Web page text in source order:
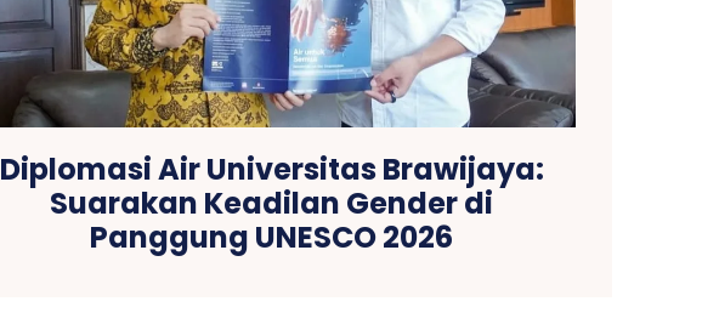
Diplomasi Air Universitas Brawijaya:
Suarakan Keadilan Gender di
Panggung UNESCO 2026